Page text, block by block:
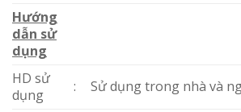
Hướng
dẫn sử
dụng
HD sử
dụng
: Sử dụng trong nhà và